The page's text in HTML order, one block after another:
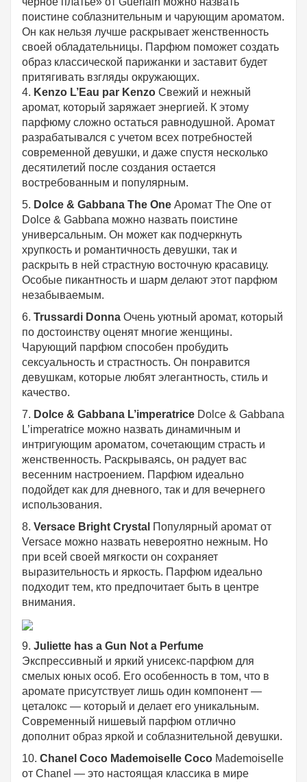
поистине соблазнительным и чарующим ароматом.
Он как нельзя лучше раскрывает женственность
своей обладательницы. Парфюм поможет создать
образ классической парижанки и заставит будет
притягивать взгляды окружающих.
4. Kenzo L’Eau par Kenzo Свежий и нежный
аромат, который заряжает энергией. К этому
парфюму сложно остаться равнодушной. Аромат
разрабатывался с учетом всех потребностей
современной девушки, и даже спустя несколько
десятилетий после создания остается
востребованным и популярным.
5. Dolce & Gabbana The One Аромат The One от
Dolce & Gabbana можно назвать поистине
универсальным. Он может как подчеркнуть
хрупкость и романтичность девушки, так и
раскрыть в ней страстную восточную красавицу.
Особые пикантность и шарм делают этот парфюм
незабываемым.
6. Trussardi Donna Очень уютный аромат, который
по достоинству оценят многие женщины.
Чарующий парфюм способен пробудить
сексуальность и страстность. Он понравится
девушкам, которые любят элегантность, стиль и
качество.
7. Dolce & Gabbana L’imperatrice Dolce & Gabbana
L’imperatrice можно назвать динамичным и
интригующим ароматом, сочетающим страсть и
женственность. Раскрываясь, он радует вас
весенним настроением. Парфюм идеально
подойдет как для дневного, так и для вечернего
использования.
8. Versace Bright Crystal Популярный аромат от
Versace можно назвать невероятно нежным. Но
при всей своей мягкости он сохраняет
выразительность и яркость. Парфюм идеально
подходит тем, кто предпочитает быть в центре
внимания.
9. Juliette has a Gun Not a Perfume
Экспрессивный и яркий унисекс-парфюм для
смелых юных особ. Его особенность в том, что в
аромате присутствует лишь один компонент —
цеталокс — который и делает его уникальным.
Современный нишевый парфюм отлично
дополнит образ яркой и соблазнительной девушки.
10. Chanel Coco Mademoiselle Coco Mademoiselle
от Chanel — это настоящая классика в мире